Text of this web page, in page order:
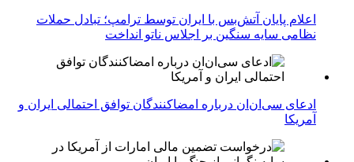
اعلام پایان آتش‌بس با ایران توسط ترامپ؛ تبادل حملات
نظامی سایه سنگین بر اجلاس ناتو انداخت
ادعای سی‌ان‌ان درباره امضاکنندگان توافق احتمالی ایران و
آمریکا